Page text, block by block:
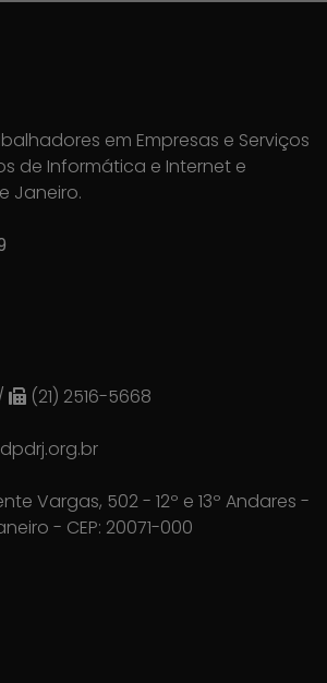
em Empresas e Serviços
de Informática e Internet e
Janeiro.
(21) 2516-5668
Vargas, 502 - 12º e 13º Andares -
- CEP: 20071-000